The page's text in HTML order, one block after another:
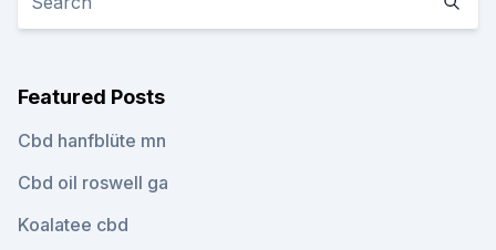
Featured Posts
Cbd hanfblüte mn
Cbd oil roswell ga
Koalatee cbd